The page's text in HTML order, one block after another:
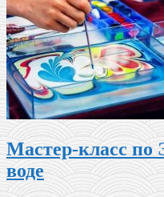
Мастер-класс по
воде